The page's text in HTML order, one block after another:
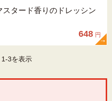
スタード香りのドレッシン
648 円
3を表示